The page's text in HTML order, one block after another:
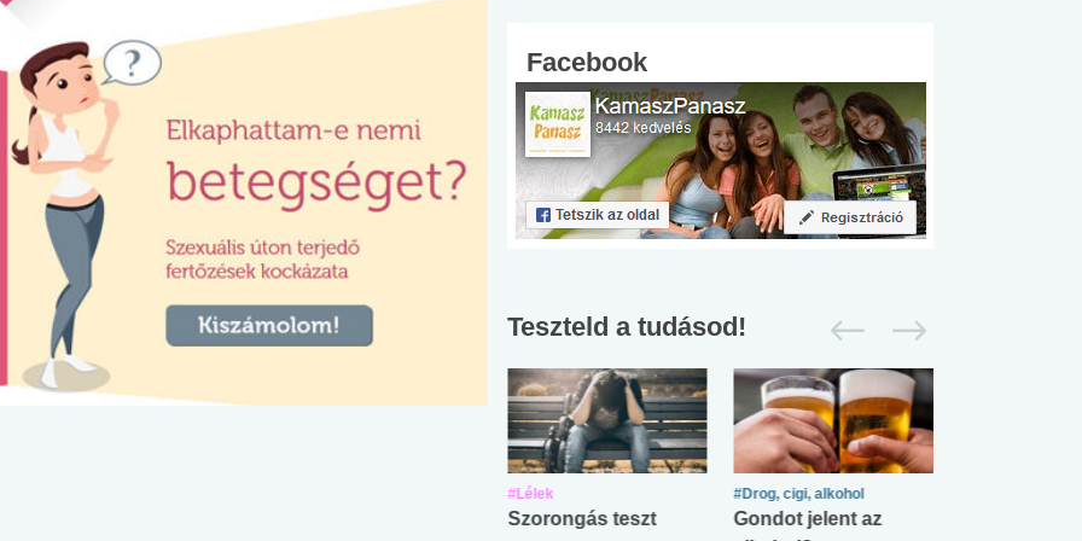
Facebook
Teszteld a tudásod!
#Lélek
Szorongás teszt
#Drog, cigi, alkohol
Gondot jelent az